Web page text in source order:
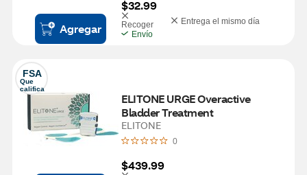
Agregar
$32.99
Recoger
Entrega el mismo día
Envío
FSA
Que
califica
ELITONE URGE Overactive
Bladder Treatment
ELITONE
0
$439.99